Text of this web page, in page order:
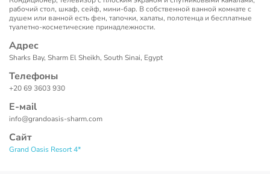
рабочий стол, шкаф, сейф, мини-бар. В собственной ванной комнате с
душем или ванной есть фен, тапочки, халаты, полотенца и бесплатные
туалетно-косметические принадлежности.
Адрес
Sharks Bay, Sharm El Sheikh, South Sinai, Egypt
Телефоны
+20 69 3603 930
Е-маil
info@grandoasis-sharm.com
Сайт
Grand Oasis Resort 4*